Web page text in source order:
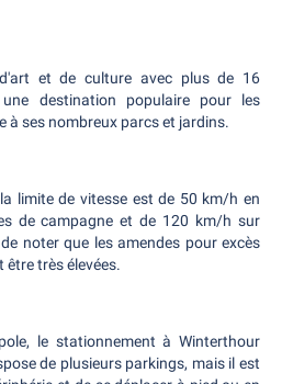
et de culture avec plus de 16
une destination populaire pour les
à ses nombreux parcs et jardins.
limite de vitesse est de 50 km/h en
de campagne et de 120 km/h sur
noter que les amendes pour excès
être très élevées.
le stationnement à Winterthour
de plusieurs parkings, mais il est